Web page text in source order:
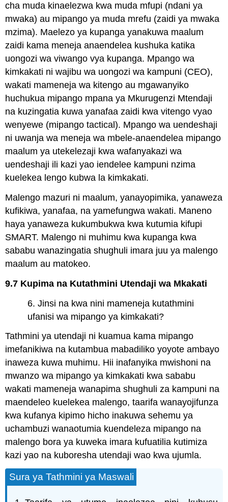
cha muda kinaelezwa kwa muda mfupi (ndani ya
mwaka) au mipango ya muda mrefu (zaidi ya mwaka
mzima). Maelezo ya kupanga yanakuwa maalum
zaidi kama meneja anaendelea kushuka katika
uongozi wa viwango vya kupanga. Mpango wa
kimkakati ni wajibu wa uongozi wa kampuni (CEO),
wakati mameneja wa kitengo au mgawanyiko
huchukua mipango mpana ya Mkurugenzi Mtendaji
na kuzingatia kuwa yanafaa zaidi kwa vitengo vyao
wenyewe (mipango tactical). Mpango wa uendeshaji
ni uwanja wa meneja wa mbele-anaendelea mipango
maalum ya utekelezaji kwa wafanyakazi wa
uendeshaji ili kazi yao iendelee kampuni nzima
kuelekea lengo kubwa la kimkakati.
Malengo mazuri ni maalum, yanayopimika, yanaweza
kufikiwa, yanafaa, na yamefungwa wakati. Maneno
haya yanaweza kukumbukwa kwa kutumia kifupi
SMART. Malengo ni muhimu kwa kupanga kwa
sababu wanazingatia shughuli imara juu ya malengo
maalum au matokeo.
9.7 Kupima na Kutathmini Utendaji wa Mkakati
6. Jinsi na kwa nini mameneja kutathmini
ufanisi wa mipango ya kimkakati?
Tathmini ya utendaji ni kuamua kama mipango
imefanikiwa na kutambua mabadiliko yoyote ambayo
inaweza kuwa muhimu. Hii inafanyika mwishoni na
mwanzo wa mipango ya kimkakati kwa sababu
wakati mameneja wanapima shughuli za kampuni na
maendeleo kuelekea malengo, taarifa wanayojifunza
kwa kufanya kipimo hicho inakuwa sehemu ya
uchambuzi wanaotumia kuendeleza mipango na
malengo bora ya kuweka imara kufuatilia kutimiza
kazi yao na kuboresha utendaji wao kwa ujumla.
Sura ya Tathmini ya Maswali